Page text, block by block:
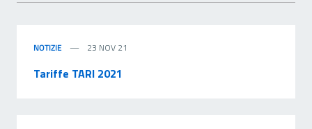
NOTIZIE 23 NOV 21
Tariffe TARI 2021